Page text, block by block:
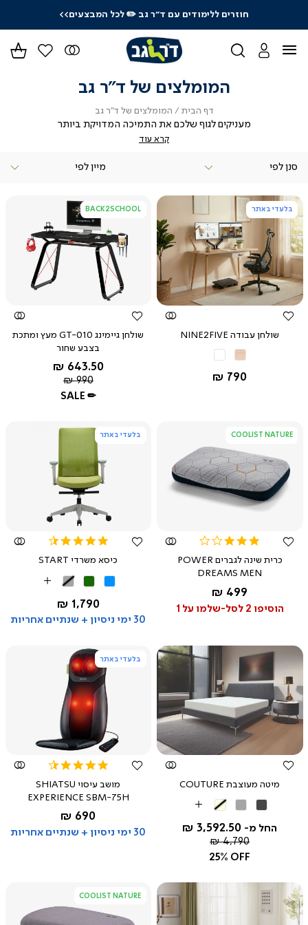
חוזרים ללימודים עם ד"ר גב✏️ לכל המבצעים>>
המומלצים של ד"ר גב
דף הבית דף
הבית
המומלצים של ד"ר גב
של
מעניקים לגוף שלכם את התמיכה המדויקת ביותר
קרא עוד
סנן לפי
בלעדי באתר
צפייה
מהירה
שולחן עבודה NINE2FIVE
החל מ-
790 ₪
BACK2SCHOOL
צפייה
מהירה
שולחן גיימינג GT-010 מעץ ומתכת
בצבע שחור
החל מ-
643.50 ₪
מחיר
רגיל
990 ₪
SALE ✏
שחור
COOLIST NATURE
צפייה
מהירה
3.0
rating
כרית שינה לגברים POWER
DREAMS MEN
החל מ-
499 ₪
הוסיפו 2 לסל-שלמו על 1
בלעדי באתר
צפייה
מהירה
rating
כיסא משרדי START
ירוק אפור
More
Colors
החל מ-
1,790 ₪
30 ימי ניסיון + שנתיים אחריות
צפייה
מהירה
מיטה מעוצבת COUTURE
אפורבז'
More
Colors
החל מ- 3,592.50 ₪
מחיר
רגיל
4,790 ₪
25% OFF
בלעדי באתר
צפייה
מהירה
rating
מושב עיסוי SHIATSU
EXPERIENCE SBM-75H
החל מ-
690 ₪
30 ימי ניסיון + שנתיים אחריות
COOLIST NATURE